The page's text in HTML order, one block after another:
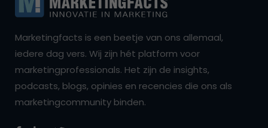
Marketingfacts is een beetje van ons allemaal,
iedere dag vers. Wij zijn hét platform voor
marketingprofessionals. Het zijn de insights,
podcasts, blogs, opinies en recencies die ons als
marketingcommunity binden.